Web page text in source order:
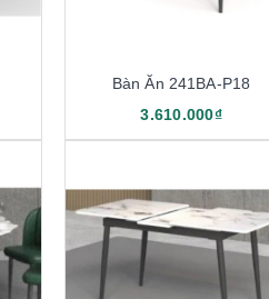
Bàn Ăn 241BA-P18
3.610.000₫